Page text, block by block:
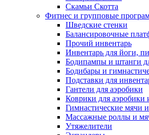
Скамьи Скотта
Фитнес и групповые
Шведские стенки
Балансировочные
Прочий инвентарь
Инвентарь для йоги,
Бодипампы и штанги
Бодибары и
Подставки для
Гантели для аэробики
Коврики для аэробики
Гимнастические мячи
Массажные роллы и
Утяжелители